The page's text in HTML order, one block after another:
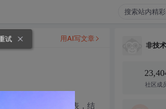
载，点进入下载链表，结
用AI写文章
非技
社区成
试